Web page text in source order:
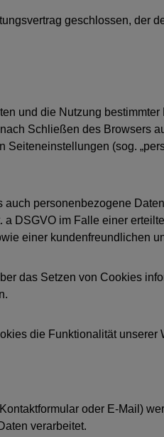
geschlossen, der
und die Nutzung
Schließen des Browsers
Seiteneinstellungen (sog.
personenbezogene
a DSGVO im Falle einer
einer kundenfreundlichen
das Setzen von Cookies
die Funktionalität unserer
oder E-Mail)
verarbeitet.